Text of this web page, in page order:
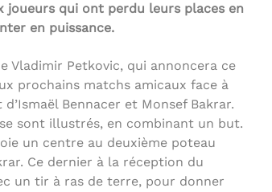
joueurs qui ont perdu leurs places en
en puissance.
Vladimir Petkovic, qui annoncera ce
prochains matchs amicaux face à
Bennacer et Monsef Bakrar.
sont illustrés, en combinant un but.
un centre au deuxième poteau
Ce dernier à la réception du
un tir à ras de terre, pour donner